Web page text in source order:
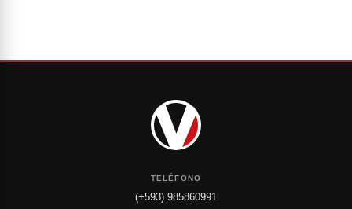
TELÉFONO
(+593) 985860991